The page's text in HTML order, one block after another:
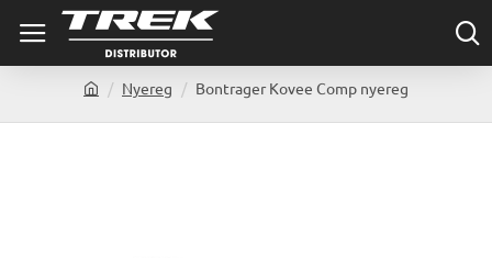
o
Nyereg Bontrager Kovee Comp nyereg